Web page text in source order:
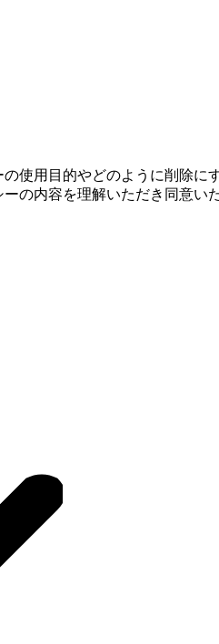
使用目的やどのように削除に
の内容を理解いただき同意い